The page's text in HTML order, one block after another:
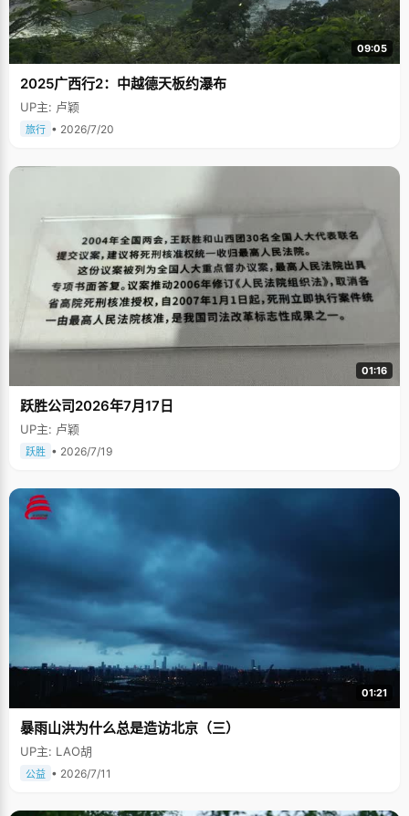
09:05
2025广西行2：中越德天板约瀑布
UP主: 卢颖
旅行 • 2026/7/20
01:16
跃胜公司2026年7月17日
UP主: 卢颖
跃胜 • 2026/7/19
01:21
暴雨山洪为什么总是造访北京（三）
UP主: LAO胡
公益 • 2026/7/11